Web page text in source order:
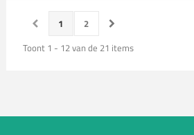
1
2
Toont 1 - 12 van de 21 items